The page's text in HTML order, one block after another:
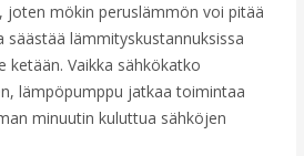
joten mökin peruslämmön voi pitää
lämmityskustannuksissa
ketään. Vaikka sähkökatko
lämpöpumppu jatkaa toimintaa
minuutin kuluttua sähköjen